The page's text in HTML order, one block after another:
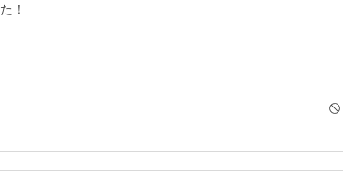
！